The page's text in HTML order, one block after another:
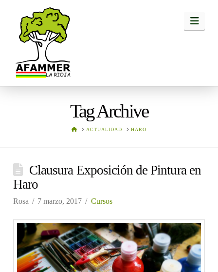
Tag Archive
HOMEACTUALIDAD HARO
Clausura Exposición de Pintura en
Haro
Rosa 7 marzo, 2017 Cursos